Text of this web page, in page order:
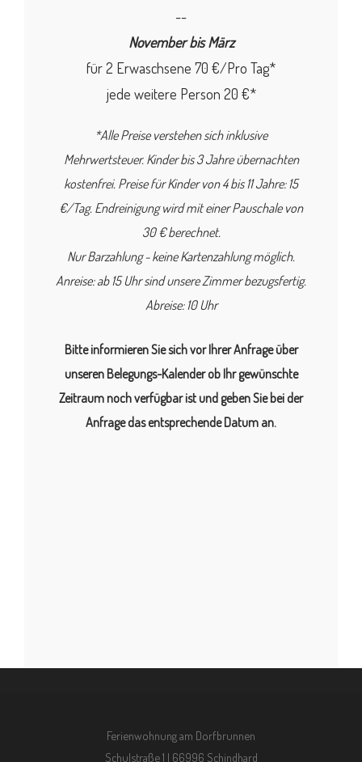
--
November bis März
für 2 Erwaschsene 70 €/Pro Tag*
jede weitere Person 20 €*
*Alle Preise verstehen sich inklusive
Mehrwertsteuer. Kinder bis 3 Jahre übernachten
kostenfrei. Preise für Kinder von 4 bis 11 Jahre: 15
€/Tag. Endreinigung wird mit einer Pauschale von
30 € berechnet.
Nur Barzahlung - keine Kartenzahlung möglich.
Anreise: ab 15 Uhr sind unsere Zimmer bezugsfertig.
Abreise: 10 Uhr
Bitte informieren Sie sich vor Ihrer Anfrage über
unseren Belegungs-Kalender ob Ihr gewünschte
Zeitraum noch verfügbar ist und geben Sie bei der
Anfrage das entsprechende Datum an.
Ferienwohnung am Dorfbrunnen
Schulstraße 1 | 66996 Schindhard